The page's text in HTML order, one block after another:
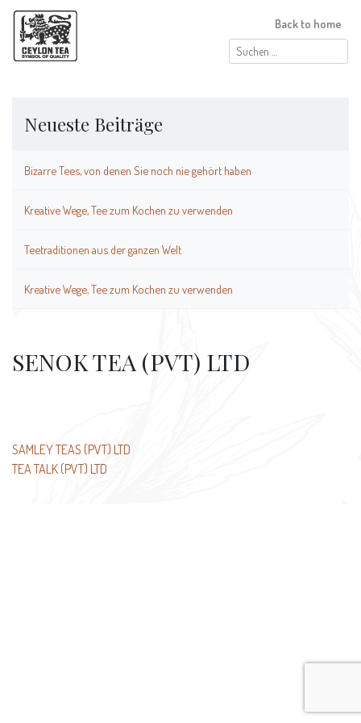
Suchen
nach:
Back to home
Neueste Beiträge
Bizarre Tees, von denen Sie noch nie gehört haben
Kreative Wege, Tee zum Kochen zu verwenden
Teetraditionen aus der ganzen Welt
Kreative Wege, Tee zum Kochen zu verwenden
SENOK TEA (PVT) LTD
Beitragsnavigation
SAMLEY TEAS (PVT) LTD
TEA TALK (PVT) LTD